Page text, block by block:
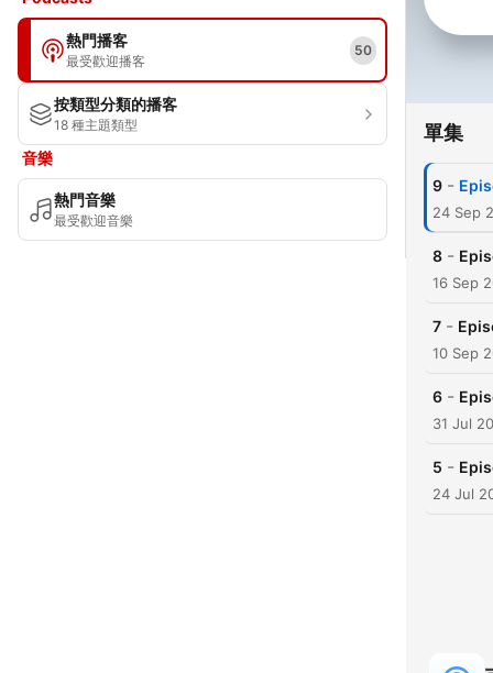
熱門播客
最受歡迎播客
50
按類型分類的播客
18 種主題類型
音樂
熱門音樂
最受歡迎音樂
單集
9 -
24 Sep
8 -
16 Sep
7 -
10 Sep
6 -
31 Jul
5 -
24 Jul